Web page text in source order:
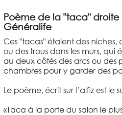
Poème de la "taca"
Généralife
Ces "tacas" étaient des niches,
ou des trous dans les murs, qui
au deux côtés des arcs ou des
chambres pour y garder des
Le poème, écrit sur l’alfiz est le
«Taca à la porte du salon le